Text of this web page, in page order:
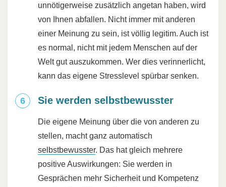
unnötigerweise zusätzlich angetan haben, wird
von Ihnen abfallen. Nicht immer mit anderen
einer Meinung zu sein, ist völlig legitim. Auch ist
es normal, nicht mit jedem Menschen auf der
Welt gut auszukommen. Wer dies verinnerlicht,
kann das eigene Stresslevel spürbar senken.
Sie werden selbstbewusster
Die eigene Meinung über die von anderen zu
stellen, macht ganz automatisch
selbstbewusster. Das hat gleich mehrere
positive Auswirkungen: Sie werden in
Gesprächen mehr Sicherheit und Kompetenz